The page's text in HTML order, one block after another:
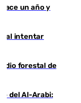
un año y
al intentar
forestal de
del Al-Arabi: